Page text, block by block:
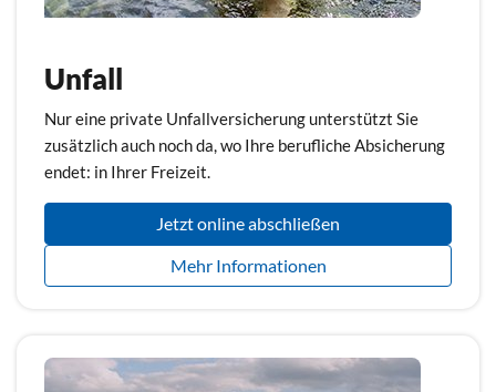
Unfall
Nur eine private Unfallversicherung unterstützt Sie
zusätzlich auch noch da, wo Ihre berufliche Absicherung
endet: in Ihrer Freizeit.
Jetzt online abschließen
Mehr Informationen